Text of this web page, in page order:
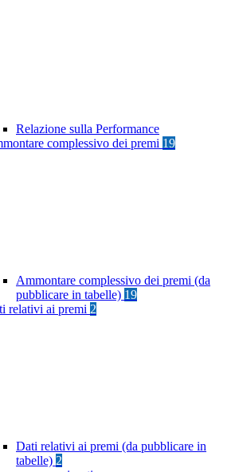
Relazione sulla Performance
complessivo dei premi 19
Ammontare complessivo dei premi (da
pubblicare in tabelle) 19
relativi ai premi 2
Dati relativi ai premi (da pubblicare in
tabelle) 2